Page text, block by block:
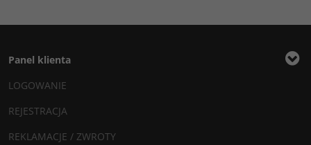
Panel klienta
LOGOWANIE
REJESTRACJA
REKLAMACJE / ZWROTY